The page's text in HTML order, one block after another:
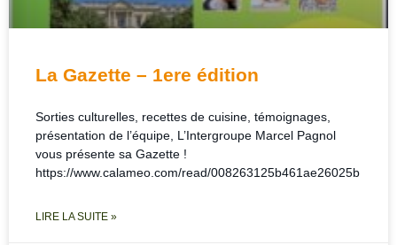
La Gazette – 1ere édition
Sorties culturelles, recettes de cuisine, témoignages,
présentation de l’équipe, L’Intergroupe Marcel Pagnol
vous présente sa Gazette !
https://www.calameo.com/read/008263125b461ae26025b
LIRE LA SUITE »